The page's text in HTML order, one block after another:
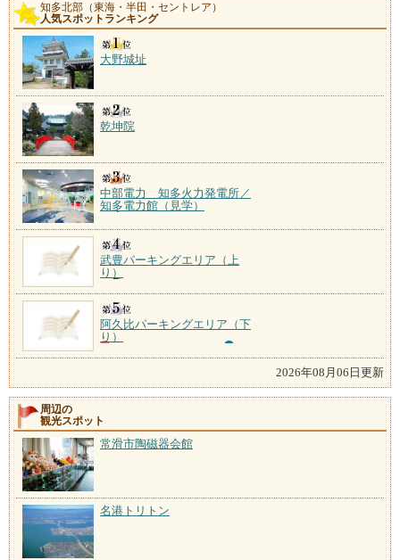
知多北部（東海・半田・セントレア）
人気スポットランキング
大野城址
乾坤院
中部電力 知多火力発電所／
知多電力館（見学）
武豊パーキングエリア（上
り）
阿久比パーキングエリア（下
り）
2026年08月06日更新
周辺の
観光スポット
常滑市陶磁器会館
名港トリトン